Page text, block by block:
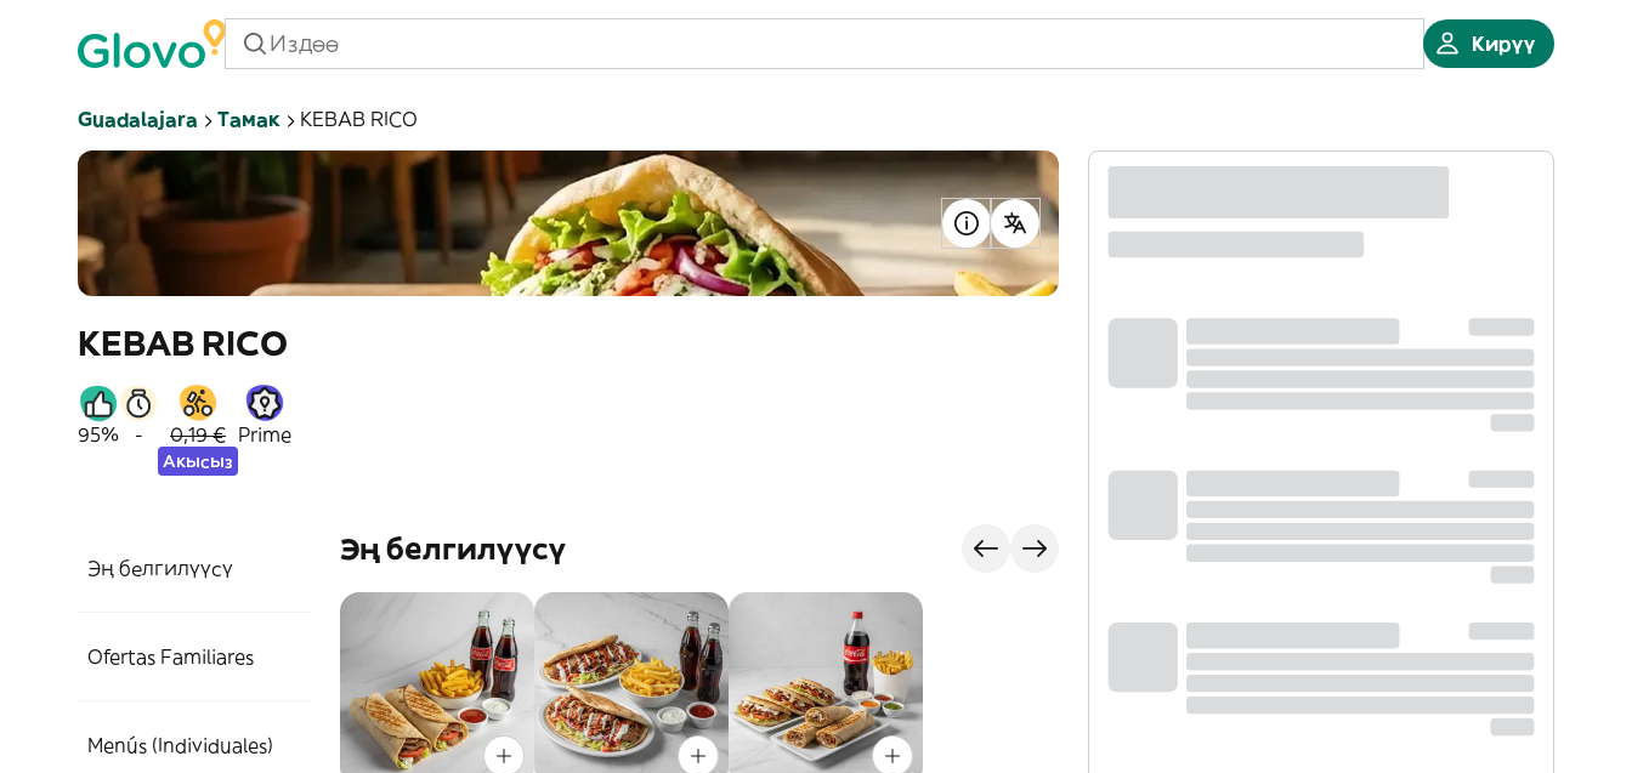
Кирүү
Guadalajara Тамак KEBAB RICO
KEBAB RICO
95% - 0,19 €
Акысыз
Prime
Эң белгилүүсү
Ofertas Familiares
Menús (Individuales)
Эң белгилүүсү